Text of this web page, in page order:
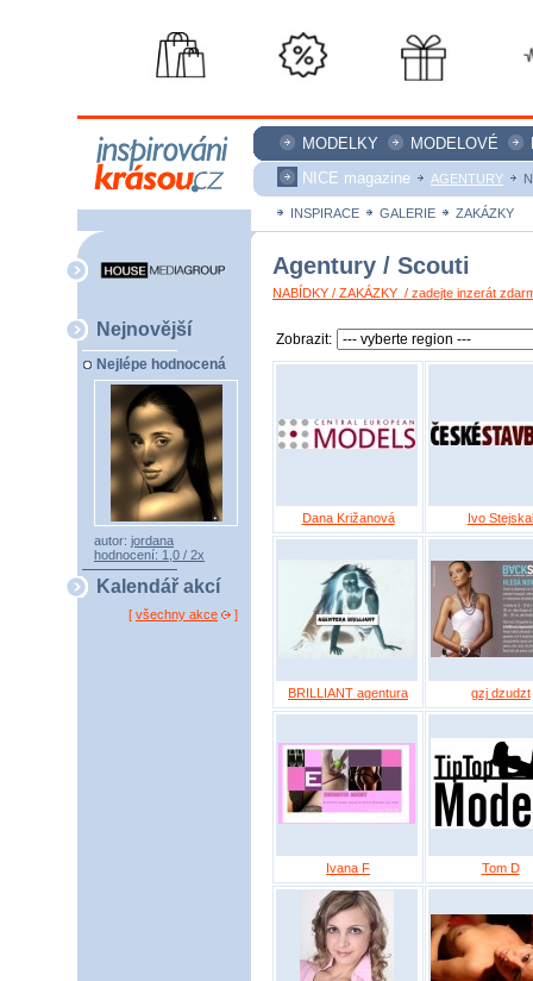
MODELKY MODELOVÉ
NICE magazine
AGENTURY
INSPIRACE GALERIE ZAKÁZKY
Nejnovější
Nejlépe hodnocená
autor: jordana
hodnocení: 1,0 / 2x
Kalendář akcí
[ všechny akce ]
Agentury / Scouti
NABÍDKY / ZAKÁZKY / zadejte inzerát
Zobrazit:
Dana Križanová Ivo Stejskal
BRILLIANT agentura gzj dzudzt
Ivana F Tom D